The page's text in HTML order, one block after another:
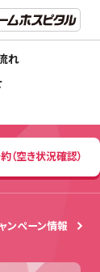
れ
（空き状況確認）
（空き状況確認）
ンペーン情報